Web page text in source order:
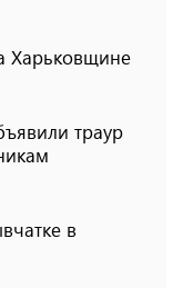
Харьковщине
траур
в